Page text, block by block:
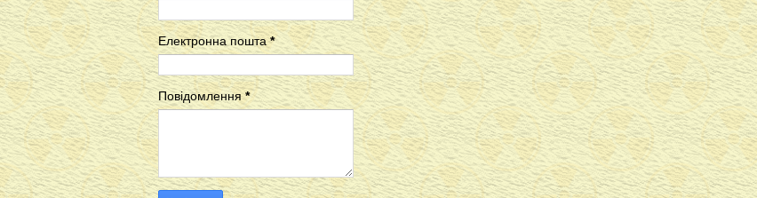
Електронна пошта*
Повідомлення *